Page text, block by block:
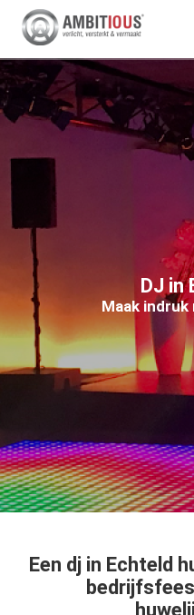
DJ in
Maak indruk
Een dj in Echteld